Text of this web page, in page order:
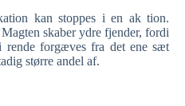
kan stoppes i en ak tion.
skaber ydre fjender, fordi
rende forgæves fra det ene sæt
større andel af.